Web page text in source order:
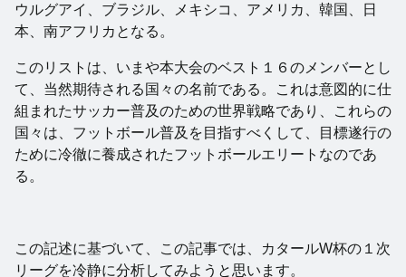
ウルグアイ、ブラジル、メキシコ、アメリカ、韓国、日
本、南アフリカとなる。
このリストは、いまや本大会のベスト１６のメンバーとし
て、当然期待される国々の名前である。これは意図的に仕
組まれたサッカー普及のための世界戦略であり、これらの
国々は、フットボール普及を目指すべくして、目標遂行の
ために冷徹に養成されたフットボールエリートなのであ
る。
この記述に基づいて、この記事では、カタールW杯の１次
リーグを冷静に分析してみようと思います。